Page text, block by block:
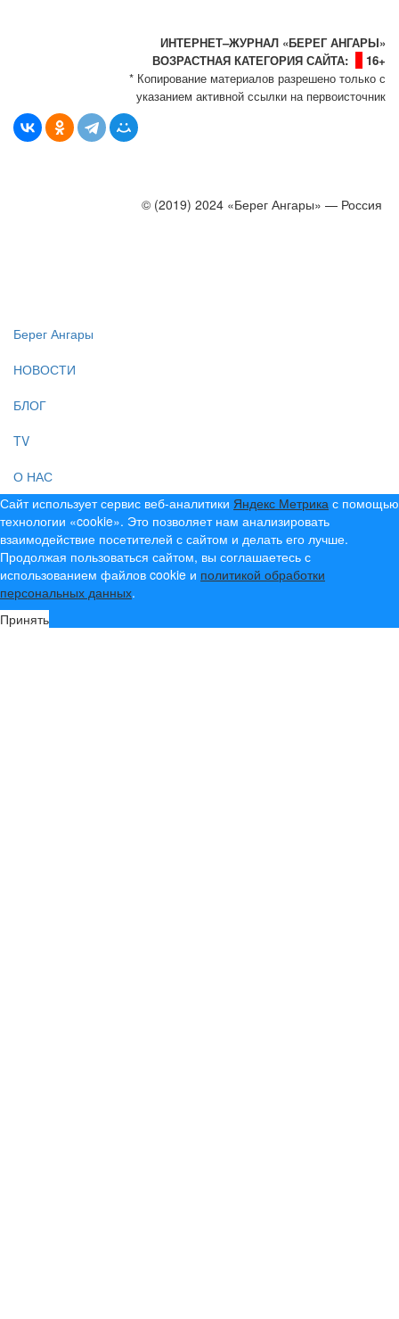
ИНТЕРНЕТ–ЖУРНАЛ «БЕРЕГ АНГАРЫ»
ВОЗРАСТНАЯ КАТЕГОРИЯ САЙТА:
16+
* Копирование материалов разрешено только с
указанием активной ссылки на первоисточник
© (2019) 2024 «Берег Ангары» — Россия
Берег Ангары
НОВОСТИ
БЛОГ
TV
О НАС
Сайт использует сервис веб-аналитики Яндекс Метрика с помощью
технологии «cookie». Это позволяет нам анализировать
взаимодействие посетителей с сайтом и делать его лучше.
Продолжая пользоваться сайтом, вы соглашаетесь с
использованием файлов cookie и политикой обработки
персональных данных.
Принять